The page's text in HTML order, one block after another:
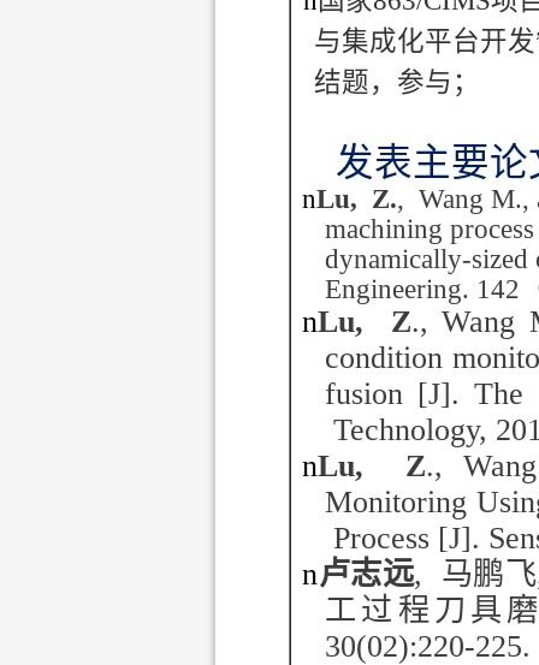
与集成化平台开发
结题，参与；
发表主要
nLu, Z., Wang M.,
machining
dynamically-
Engineering. 142
nLu, Z., Wang
condition
fusion [J]. The
Technology,
nLu, Z.,
Monitoring
Process [J].
n卢志远, 马鹏飞
工过程刀具
30(02):220-225.